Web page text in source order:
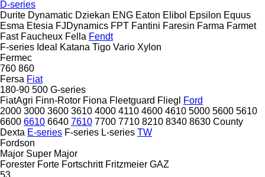
D-series
Durite Dynamatic Dziekan ENG Eaton Elibol Epsilon Equus
Esma Etesia FJDynamics FPT Fantini Faresin Farma Farmet
Fast Faucheux Fella Fendt
F-series Ideal Katana Tigo Vario Xylon
Fermec
760 860
Fersa Fiat
180-90 500 G-series
FiatAgri Finn-Rotor Fiona Fleetguard Fliegl
Ford
2000 3000 3600 3610 4000 4110 4600 4610 5000 5600 5610
6600 6610 6640 7610 7700 7710 8210 8340 8630 County
Dexta E-series F-series L-series TW
Fordson
Major Super Major
Forester Forte Fortschritt Fritzmeier GAZ
53